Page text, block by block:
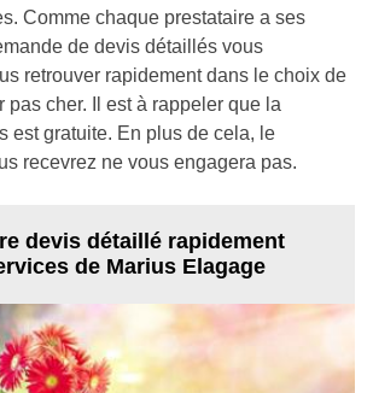
Comme chaque prestataire a ses
de devis détaillés vous
retrouver rapidement dans le choix de
pas cher. Il est à rappeler que la
est gratuite. En plus de cela, le
recevrez ne vous engagera pas.
devis détaillé rapidement
de Marius Elagage